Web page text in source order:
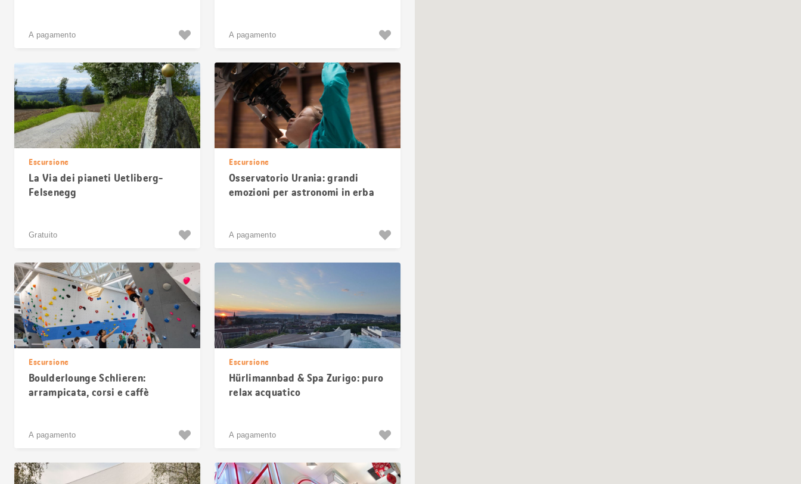
A pagamento A pagamento
Escursione
La Via dei pianeti Uetliberg-
Felsenegg
Gratuito
Escursione
Osservatorio Urania: grandi
emozioni per astronomi in erba
A pagamento
Escursione
Boulderlounge Schlieren:
arrampicata, corsi e caffè
A pagamento
Escursione
Hürlimannbad & Spa Zurigo: puro
relax acquatico
A pagamento